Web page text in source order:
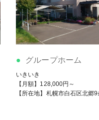
グループホーム
いきいき
【月額】128,000円～
【所在地】札幌市白石区北郷